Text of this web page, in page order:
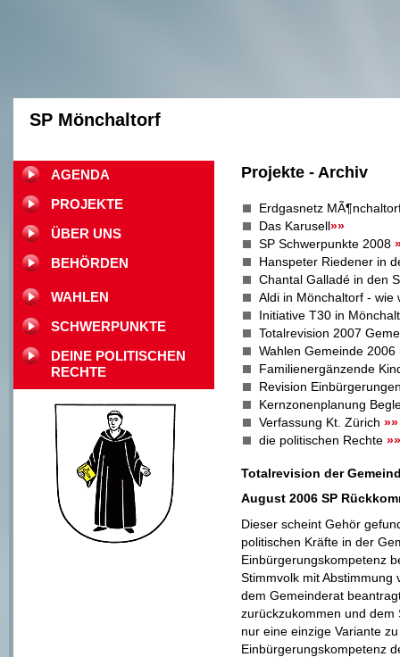
SP Mönchaltorf
AGENDA
PROJEKTE
ÜBER UNS
BEHÖRDEN
WAHLEN
SCHWERPUNKTE
DEINE POLITISCHEN
RECHTE
Projekte - Archiv
Erdgasnetz
Das Karusell»»
SP Schwerpunkte 2008
Hanspeter Riedener in
Chantal Galladé in den
Aldi in Mönchaltorf - wie
Initiative T30 in
Totalrevision 2007
Wahlen Gemeinde
Familienergänzende
Revision
Kernzonenplanung
Verfassung Kt. Zürich »»
die politischen Rechte »»
Totalrevision der
August 2006 SP
Dieser scheint Gehör
politischen Kräfte in der
Einbürgerungskompetenz
Stimmvolk mit
dem Gemeinderat
zurückzukommen und dem
nur eine einzige Variante
Einbürgerungskompetenz